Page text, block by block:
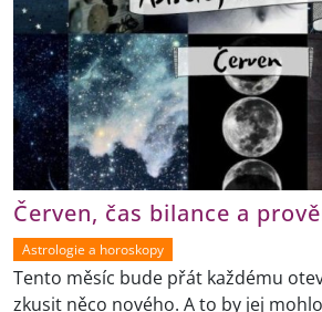
Červen, čas bilance a
Astrologie a horoskopy
Tento měsíc bude přát každému
zkusit něco nového. A to by jej